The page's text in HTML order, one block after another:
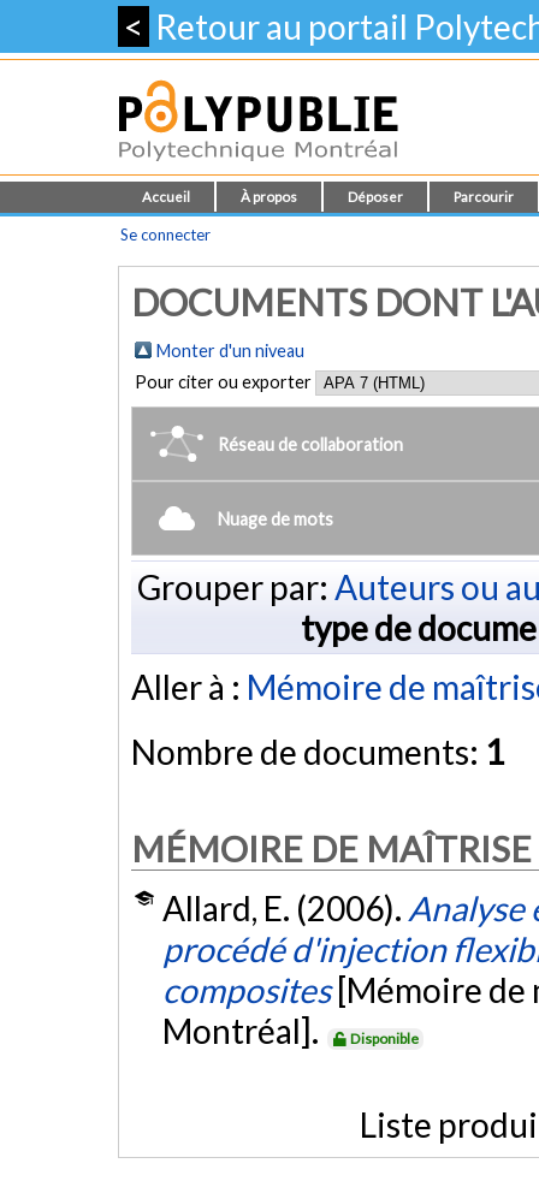
< Retour au portail
Accueil À propos Déposer Parcourir
Se connecter
DOCUMENTS DONT
Monter d'un niveau
Pour citer ou exporter
Réseau de collaboration
Nuage de mots
Grouper par: Auteurs ou
type de
Aller à : Mémoire de
Nombre de documents: 1
MÉMOIRE DE MAÎTRISE
Allard, E. (2006). Analyse
procédé d'injection
composites [Mémoire de
Montréal].
Disponible
Liste